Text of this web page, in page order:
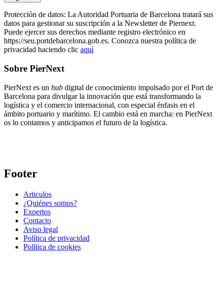
Protección de datos: La Autoridad Portuaria de Barcelona tratará sus
datos para gestionar su suscripción a la Newsletter de Piernext.
Puede ejercer sus derechos mediante registro electrónico en
https://seu.portdebarcelona.gob.es. Conozca nuestra política de
privacidad haciendo clic aquí
Sobre PierNext
PierNext es un hub digital de conocimiento impulsado por el Port de
Barcelona para divulgar la innovación que está transformando la
logística y el comercio internacional, con especial énfasis en el
ámbito portuario y marítimo. El cambio está en marcha: en PierNext
os lo contamos y anticipamos el futuro de la logística.
Footer
Articulos
¿Quiénes somos?
Expertos
Contacto
Aviso legal
Política de privacidad
Política de cookies